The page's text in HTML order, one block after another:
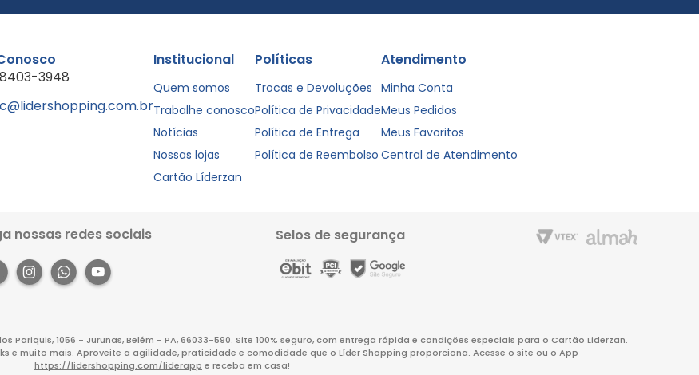
3948
Institucional
Quem somos
Trabalhe conosco
Notícias
Nossas lojas
Cartão Líderzan
Políticas
Trocas e Devoluções
Política de Privacidade
Política de Entrega
Política de Reembolso
Atendimento
Minha Conta
Meus Pedidos
Meus Favoritos
Central de Atendimento
nossas redes sociais Selos de segurança
Pariquis, 1056 - Jurunas, Belém - PA, 66033-590. Site 100% seguro, com entrega rápida e condições especiais para o Cartão Liderzan.
e muito mais. Aproveite a agilidade, praticidade e comodidade que o Líder Shopping proporciona. Acesse o site ou o App
https://lidershopping.com/liderapp e receba em casa!